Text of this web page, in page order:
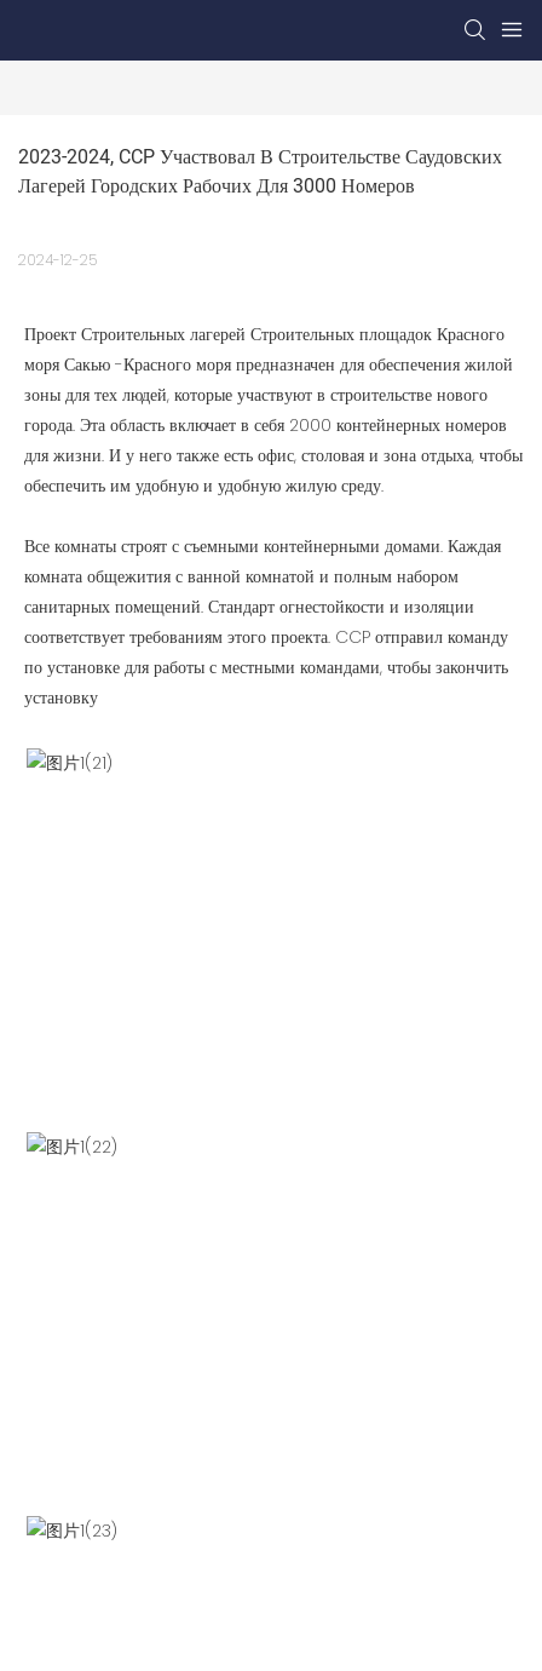
2023-2024, CCP Участвовал В Строительстве Саудовских
Лагерей Городских Рабочих Для 3000 Номеров
2024-12-25
Проект Строительных лагерей Строительных площадок Красного
моря Сакью -Красного моря предназначен для обеспечения жилой
зоны для тех людей, которые участвуют в строительстве нового
города. Эта область включает в себя 2000 контейнерных номеров
для жизни. И у него также есть офис, столовая и зона отдыха, чтобы
обеспечить им удобную и удобную жилую среду.
Все комнаты строят с съемными контейнерными домами. Каждая
комната общежития с ванной комнатой и полным набором
санитарных помещений. Стандарт огнестойкости и изоляции
соответствует требованиям этого проекта. CCP отправил команду
по установке для работы с местными командами, чтобы закончить
установку